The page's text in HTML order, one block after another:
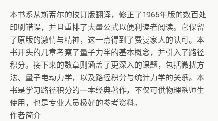
本书系从斯蒂尔的校订版翻译，修正了1965年版的数百处
印刷错误，并且重排了大量公式以便利读者阅读。它保留
了原版的激情与精神，这一点得到了费曼家人的认可。本
书开头的几章考察了量子力学的基本概念，并引入了路径
积分。接下来的数章则涵盖了更深入的课题，包括微扰方
法、量子电动力学，以及路径积分与统计力学的关系。本
书是学习路径积分的一本经典著作，不仅可供物理系师生
使用，也是专业人员极好的参考资料。
作者简介